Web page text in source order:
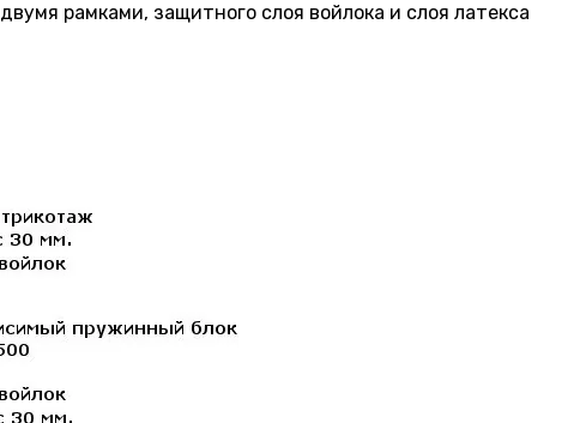
рамками, защитного слоя войлока и слоя латекса